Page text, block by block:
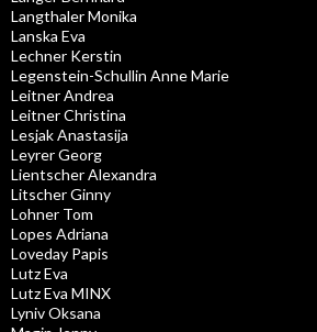
Langthaler Monika
Lanska Eva
Lechner Kerstin
Legenstein-Schullin Anne Marie
Leitner Andrea
Leitner Christina
Lesjak Anastasija
Leyrer Georg
Lientscher Alexandra
Litscher Ginny
Lohner Tom
Lopes Adriana
Loveday Papis
Lutz Eva
Lutz Eva MINX
Lyniv Oksana